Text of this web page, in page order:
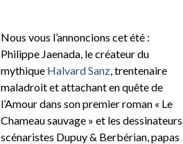
Nous vous l’annoncions cet été :
Philippe Jaenada, le créateur du
mythique Halvard Sanz, trentenaire
maladroit et attachant en quête de
l’Amour dans son premier roman « Le
Chameau sauvage » et les
scénaristes Dupuy & Berbérian, papas